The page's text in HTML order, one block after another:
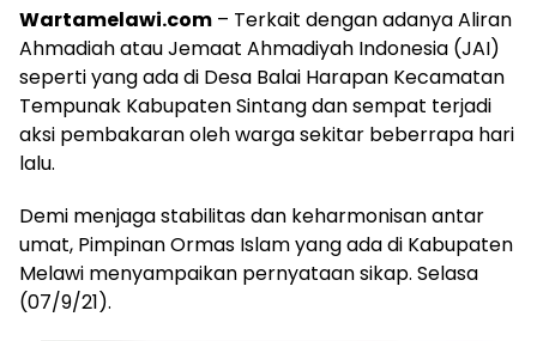
Wartamelawi.com – Terkait dengan adanya Aliran
Ahmadiah atau Jemaat Ahmadiyah Indonesia (JAI)
seperti yang ada di Desa Balai Harapan Kecamatan
Tempunak Kabupaten Sintang dan sempat terjadi
aksi pembakaran oleh warga sekitar beberrapa hari
lalu.
Demi menjaga stabilitas dan keharmonisan antar
umat, Pimpinan Ormas Islam yang ada di Kabupaten
Melawi menyampaikan pernyataan sikap. Selasa
(07/9/21).